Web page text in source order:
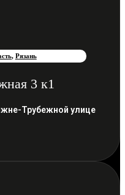
, Рязань
3 к1
Трубежной улице